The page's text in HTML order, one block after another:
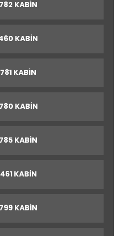
KABİN
KABİN
KABİN
KABİN
KABİN
KABİN
KABİN